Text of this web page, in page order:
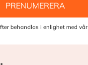
PRENUMERERA
behandlas i enlighet med vår